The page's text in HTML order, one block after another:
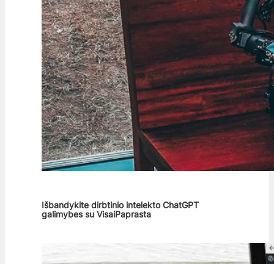
Išbandykite dirbtinio intelekto ChatGPT
galimybes su VisaiPaprasta